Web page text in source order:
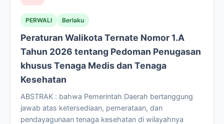
PERWALI Berlaku
Peraturan Walikota Ternate Nomor 1.A
Tahun 2026 tentang Pedoman Penugasan
khusus Tenaga Medis dan Tenaga
Kesehatan
ABSTRAK : bahwa Pemerintah Daerah bertanggung
jawab atas ketersediaan, pemerataan, dan
pendayagunaan tenaga kesehatan di wilayahnya